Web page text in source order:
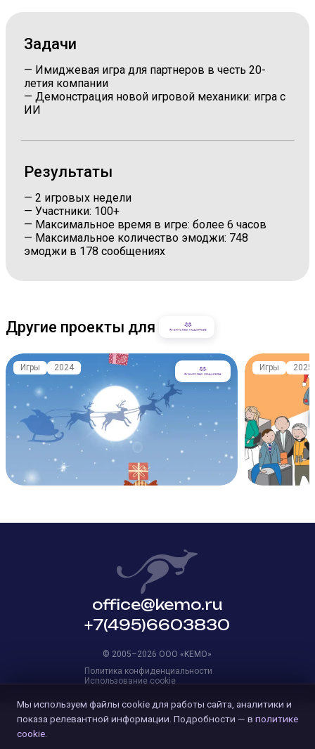
Задачи
— Имиджевая игра для партнеров в честь 20-
летия компании
— Демонстрация новой игровой механики: игра с
ИИ
Результаты
— 2 игровых недели
— Участники: 100+
— Максимальное время в игре: более 6 часов
— Максимальное количество эмоджи: 748
эмоджи в 178 сообщениях
Другие проекты для
Игры 2024 Игры 2025
office@kemo.ru
+7(495)6603830
© 2005–2026 OOO «KEMO»
Политика конфиденциальности
Использование cookie
Мы используем файлы cookie для работы сайта, аналитики и
показа релевантной информации. Подробности — в политике
cookie